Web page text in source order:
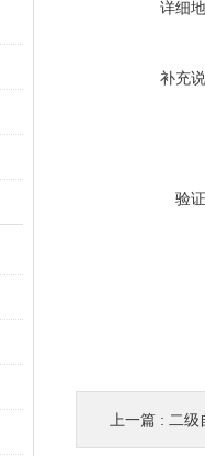
详细
补充
验
上一篇 : 二级